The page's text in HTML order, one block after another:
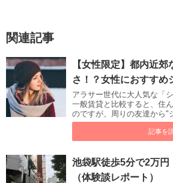
関連記事
【女性限定】都内近
さ！？女性におすすめ
アラサー世代に大人気な「
一般賃貸と比較すると、住
のですが、周りの友達から"
記事を
池袋駅徒歩5分で2万円
（体験談レポート）